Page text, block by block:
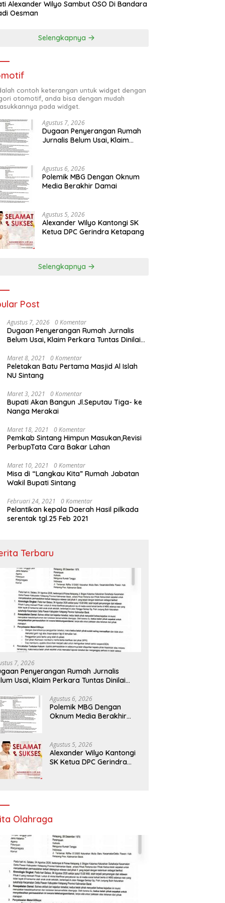
Alexander Wilyo Sambut OSO Di Bandara
Oesman
Selengkapnya
contoh keterangan untuk widget dengan
otomotif, anda bisa dengan mudah
pada widget.
Agustus 7, 2026
Dugaan Penyerangan Rumah
Jurnalis Belum Usai, Klaim
Agustus 6, 2026
Polemik MBG Dengan Oknum
Media Berakhir Damai
Agustus 5, 2026
Alexander Wilyo Kantongi SK
Ketua DPC Gerindra Ketapang
Selengkapnya
Post
Agustus 7, 2026 0 Komentar
Dugaan Penyerangan Rumah Jurnalis
Belum Usai, Klaim Perkara Tuntas Dinilai
Maret 8, 2021 0 Komentar
Peletakan Batu Pertama Masjid Al Islah
NU Sintang
Maret 3, 2021 0 Komentar
Bupati Akan Bangun Jl.Seputau Tiga- ke
Nanga Merakai
Maret 18, 2021 0 Komentar
Pemkab Sintang Himpun Masukan,Revisi
PerbupTata Cara Bakar Lahan
Maret 10, 2021 0 Komentar
Misa di “Langkau Kita” Rumah Jabatan
Wakil Bupati Sintang
Februari 24, 2021 0 Komentar
Pelantikan kepala Daerah Hasil pilkada
serentak tgl.25 Feb 2021
Terbaru
7, 2026
Penyerangan Rumah Jurnalis
Usai, Klaim Perkara Tuntas Dinilai
Agustus 6, 2026
Polemik MBG Dengan
Oknum Media Berakhir
Agustus 5, 2026
Alexander Wilyo Kantongi
SK Ketua DPC Gerindra
Olahraga